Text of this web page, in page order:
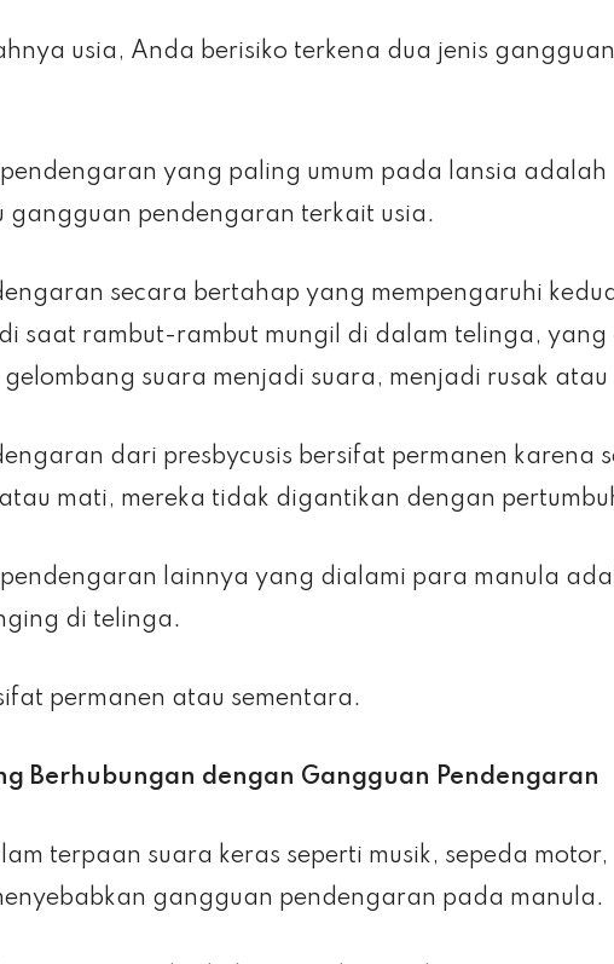
usia, Anda berisiko terkena dua jenis gangguan
yang paling umum pada lansia adalah
gangguan pendengaran terkait usia.
secara bertahap yang mempengaruhi
saat rambut-rambut mungil di dalam telinga, yang
gelombang suara menjadi suara, menjadi rusak atau
dari presbycusis bersifat permanen karena
mati, mereka tidak digantikan dengan
lainnya yang dialami para manula
di telinga.
permanen atau sementara.
Berhubungan dengan Gangguan Pendengaran
terpaan suara keras seperti musik, sepeda motor,
gangguan pendengaran pada manula.